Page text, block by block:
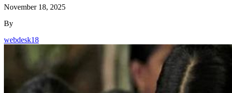
November 18, 2025
By
webdesk18